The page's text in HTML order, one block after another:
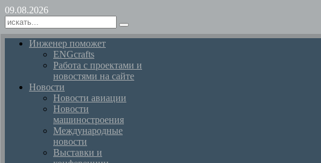
09.08.2026
Инженер поможет
ENGcrafts
Работа с проектами и
новостями на сайте
Новости
Новости авиации
Новости
машиностроения
Международные
новости
Выставки и